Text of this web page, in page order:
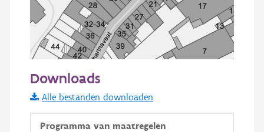
Informatie Vlaanderen
i
Downloads
Alle bestanden downloaden
Programma van maatregelen